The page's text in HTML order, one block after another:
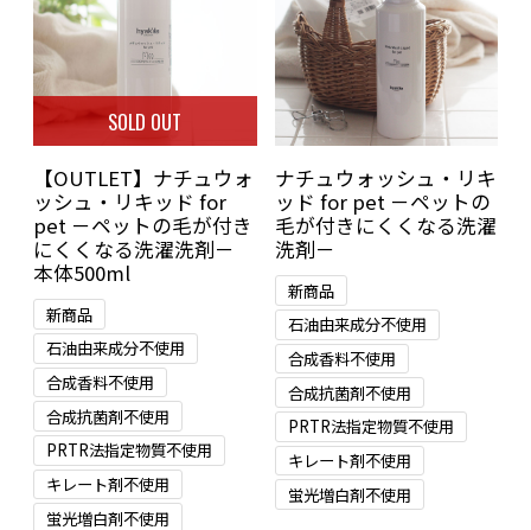
SOLD OUT
【OUTLET】ナチュウォ
ッシュ・リキッド for
pet －ペットの毛が付き
にくくなる洗濯洗剤－
本体500ml
新商品
石油由来成分不使用
合成香料不使用
合成抗菌剤不使用
PRTR法指定物質不使用
キレート剤不使用
蛍光増白剤不使用
ナチュウォッシュ・リキ
ッド for pet －ペットの
毛が付きにくくなる洗濯
洗剤－
新商品
石油由来成分不使用
合成香料不使用
合成抗菌剤不使用
PRTR法指定物質不使用
キレート剤不使用
蛍光増白剤不使用